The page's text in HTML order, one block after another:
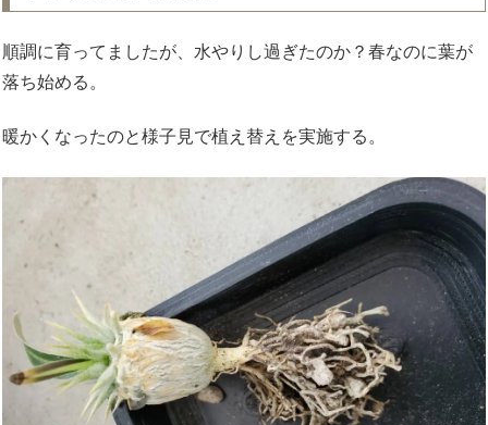
順調に育ってましたが、水やりし過ぎたのか？春なのに葉が
落ち始める。
暖かくなったのと様子見で植え替えを実施する。